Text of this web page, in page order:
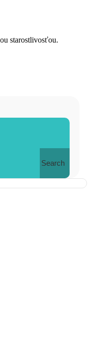
starostlivosťou.
Search